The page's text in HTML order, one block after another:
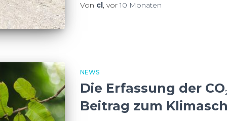
viertgrößten Bahnhof in Bayern,
Unsere Kolleg:innen der Abteilung
Gesamtplanung GmbH durften – im
Properties Weiterlesen…
Von cl, vor10 Monaten
NEWS
Die Erfassung der
Beitrag zum